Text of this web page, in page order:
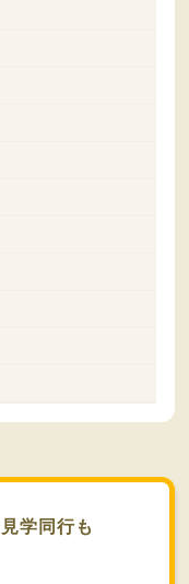
学同行も